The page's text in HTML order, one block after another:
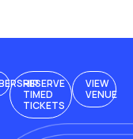
RESERVE
TIMED
TICKETS
VIEW
VENUE